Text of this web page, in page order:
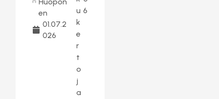
en
01.07.2
026
u
k
e
r
t
o
j
a
6